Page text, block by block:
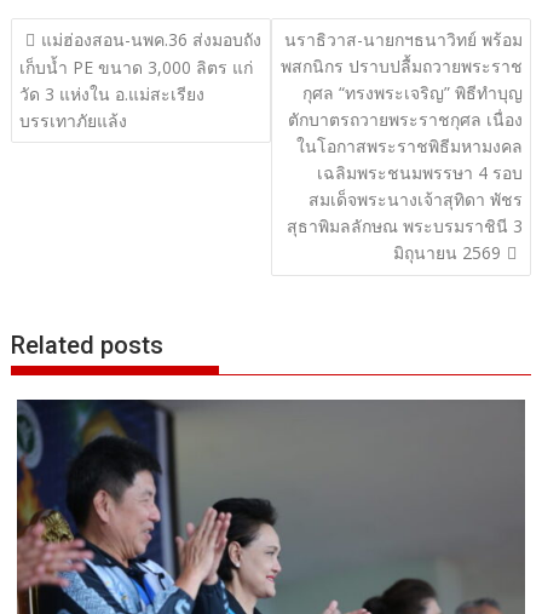
แนะแนว
เรื่อง
แม่ฮ่องสอน-นพค.36 ส่งมอบถัง
เก็บน้ำ PE ขนาด 3,000 ลิตร แก่
วัด 3 แห่งใน อ.แม่สะเรียง
บรรเทาภัยแล้ง
นราธิวาส-นายกฯธนาวิทย์ พร้อม
พสกนิกร ปราบปลื้มถวายพระราช
กุศล “ทรงพระเจริญ” พิธีทำบุญ
ตักบาตรถวายพระราชกุศล เนื่อง
ในโอกาสพระราชพิธีมหามงคล
เฉลิมพระชนมพรรษา 4 รอบ
สมเด็จพระนางเจ้าสุทิดา พัชร
สุธาพิมลลักษณ พระบรมราชินี 3
มิถุนายน 2569
Related posts